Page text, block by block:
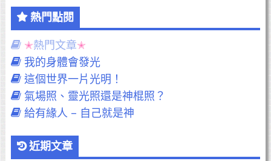
熱門點閱
熱門文章
我的身體會發光
這個世界一片光明！
氣場照、靈光照還是神棍照？
給有緣人 – 自己就是神
近期文章